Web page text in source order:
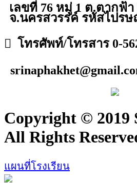
เลขที่ 76 หมู่ 1 ต.ตากฟ้
จ.นครสวรรค์ รหัสไปรษ
โทรศัพท์/โทรสาร 0-
Copyright © 2019
All Rights
แผนที่โรงเรียน